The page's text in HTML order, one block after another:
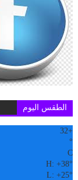
الطقس اليوم
+
32
°
C
H:+38°
L:+25°